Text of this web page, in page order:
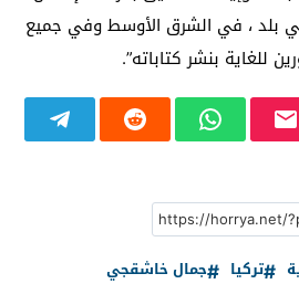
بلد ، في الشرق الأوسط وفي جميع
للغاية بنشر كتاباته”.
تركيا جمال خاشقجي